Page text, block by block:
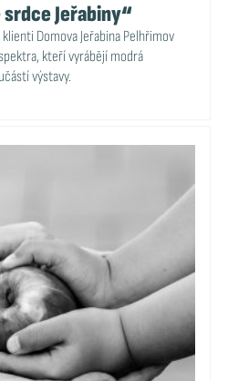
Jeřabiny“
Domova Jeřabina Pelhřimov
kteří vyrábějí modrá
výstavy.